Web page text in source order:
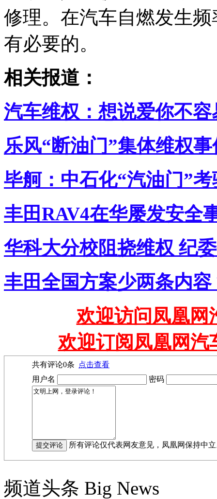
修理。在汽车自燃发生
有必要的。
相关报道：
汽车维权：想说爱你不容
乐风“断油门”集体维权
毕舸：中石化“汽油门”
丰田RAV4在华屡发安全
华科大分校阻挠维权 纪
丰田全国方案少两条内
欢迎访问凤凰网
欢迎订阅凤凰网汽
共有评论0条
点击查看
用户名
密码
所有评论仅代表网友意见，凤凰网保持中
频道头条 Big News